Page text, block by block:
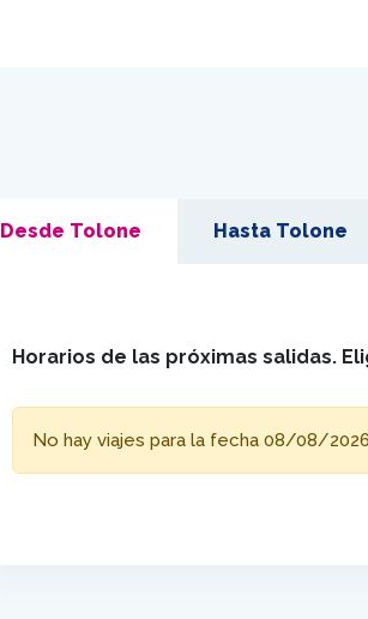
Desde Tolone Hasta Tolone
Horarios de las próximas salidas.
No hay viajes para la fecha 08/08/